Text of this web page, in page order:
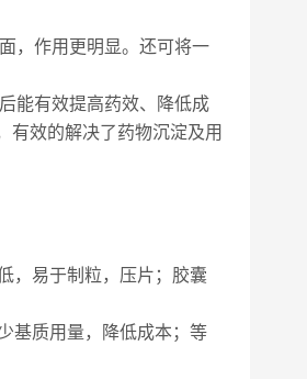
，作用更明显。还可将一
能有效提高药效、降低成
有效的解决了药物沉淀及用
，易于制粒，压片；胶囊
基质用量，降低成本；等